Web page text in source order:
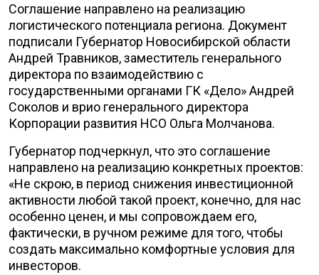
Соглашение направлено на реализацию
логистического потенциала региона. Документ
подписали Губернатор Новосибирской области
Андрей Травников, заместитель генерального
директора по взаимодействию с
государственными органами ГК «Дело» Андрей
Соколов и врио генерального директора
Корпорации развития НСО Ольга Молчанова.
Губернатор подчеркнул, что это соглашение
направлено на реализацию конкретных проектов:
«Не скрою, в период снижения инвестиционной
активности любой такой проект, конечно, для нас
особенно ценен, и мы сопровождаем его,
фактически, в ручном режиме для того, чтобы
создать максимально комфортные условия для
инвесторов.